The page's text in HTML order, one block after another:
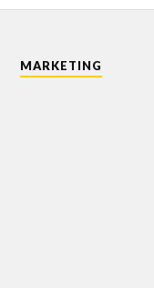
MARKETING